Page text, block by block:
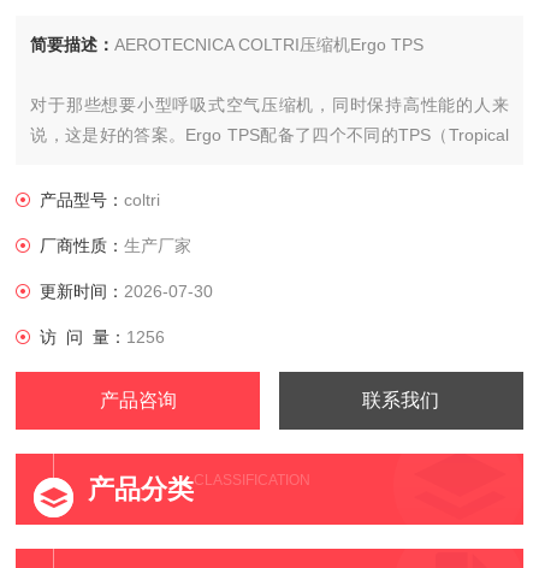
简要描述：AEROTECNICA COLTRI压缩机Ergo TPS
对于那些想要小型呼吸式空气压缩机，同时保持高性能的人来
说，这是好的答案。Ergo TPS配备了四个不同的TPS（Tropical
产品型号：coltri
厂商性质：生产厂家
更新时间： 2026-07-30
访 问 量： 1256
产品咨询 联系我们
产品分类CLASSIFICATION